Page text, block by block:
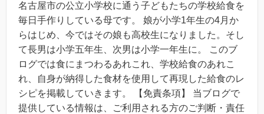
名古屋市の公立小学校に通う子どもたちの学校給食を
毎日手作りしている母です。 娘が小学1年生の4月か
らはじめ、今ではその娘も高校生になりました。そし
て長男は小学五年生、次男は小学一年生に。 このブ
ログでは食にまつわるあれこれ、学校給食のあれこ
れ、自身が納得した食材を使用して再現した給食のレ
シピを掲載していきます。 【免責条項】 当ブログで
提供している情報は、ご利用される方のご判断・責任